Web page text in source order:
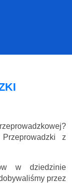
Przeprowadzki z
w dziedzinie
przez